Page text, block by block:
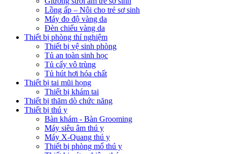
Lồng ấp – Nôi cho trẻ sơ sinh
Máy đo độ vàng da
Đèn chiếu vàng da
Thiết bị phòng thí nghiệm
Thiết bị vệ sinh phòng
Tủ an toàn sinh học
Tủ cấy vô trùng
Tủ hút hơi hóa chất
Thiết bị tai mũi họng
Thiết bị khám tai
Thiết bị thăm dò chức năng
Thiết bị thú y
Bàn khám - Bàn Grooming
Máy siêu âm thú y
Máy X-Quang thú y
Thiết bị phòng mổ thú y